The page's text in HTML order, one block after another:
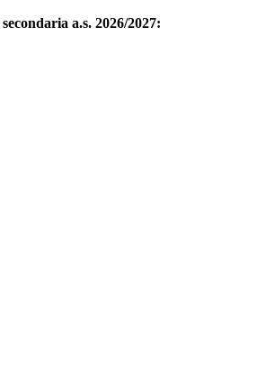
a.s. 2026/2027: